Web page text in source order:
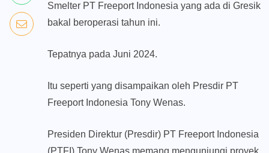
Smelter PT Freeport Indonesia yang ada di Gresik
bakal beroperasi tahun ini.
Tepatnya pada Juni 2024.
Itu seperti yang disampaikan oleh Presdir PT
Freeport Indonesia Tony Wenas.
Presiden Direktur (Presdir) PT Freeport Indonesia